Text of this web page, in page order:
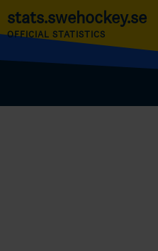
stats.swehockey.se
OFFICIAL STATISTICS